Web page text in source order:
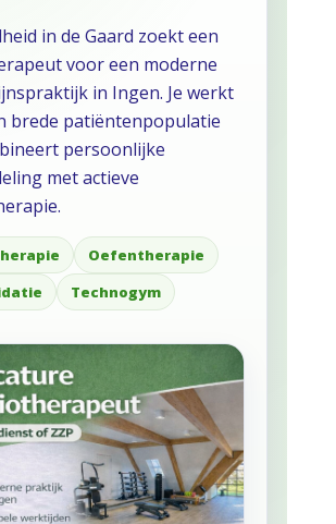
in de Gaard zoekt een
voor een moderne
in Ingen. Je werkt
brede patiëntenpopulatie
persoonlijke
met actieve
Oefentherapie
Technogym